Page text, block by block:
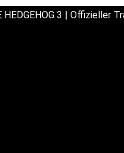
HEDGEHOG 3 | Offizieller